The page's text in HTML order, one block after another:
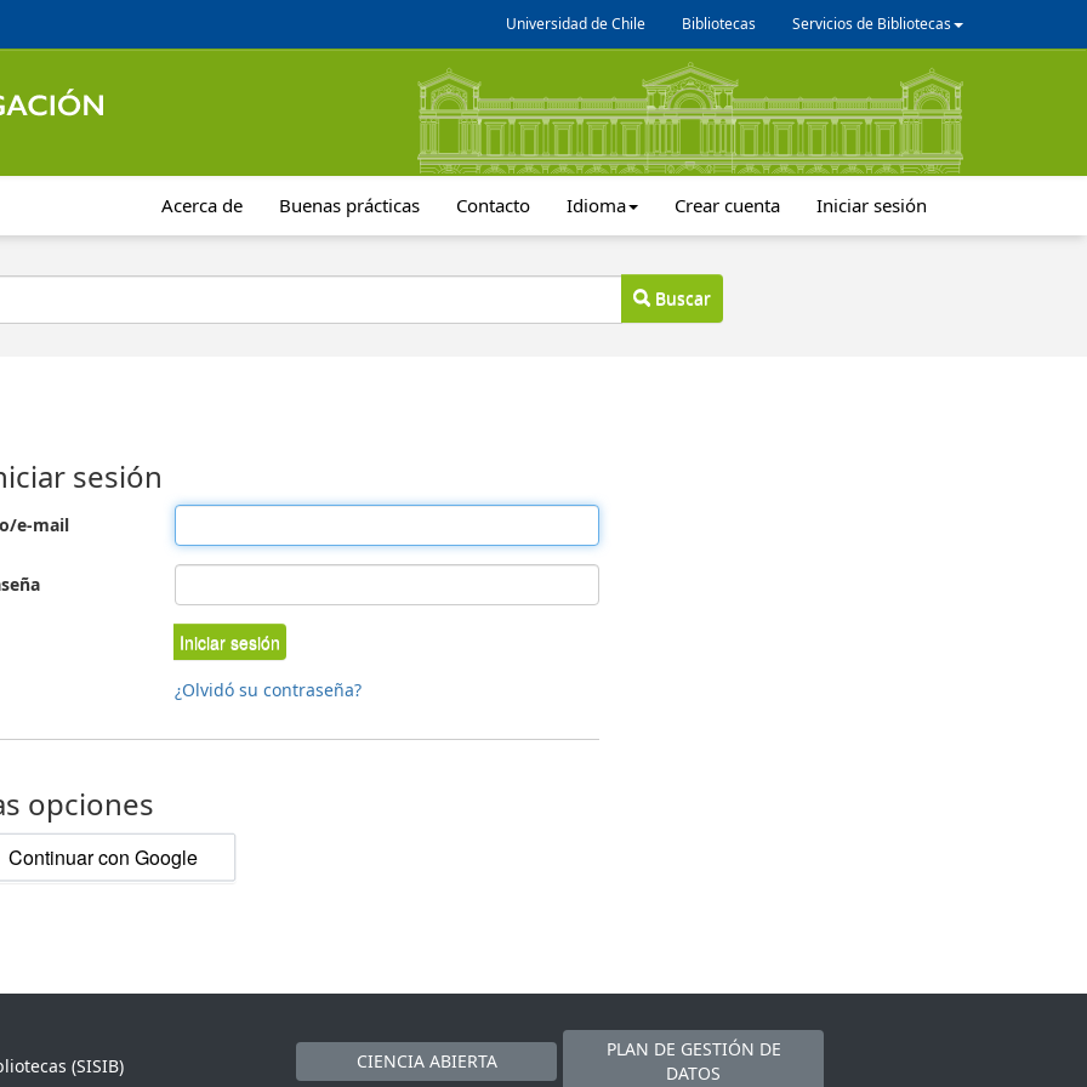
Universidad de Chile Bibliotecas Servicios de Bibliotecas
Acerca de Buenas prácticas Contacto Idioma Crear cuenta Iniciar sesión
Buscar
sesión
e-mail
Iniciar sesión
¿Olvidó su contraseña?
opciones
Continuar con Google
(SISIB)
CIENCIA ABIERTA
PLAN DE GESTIÓN DE
DATOS